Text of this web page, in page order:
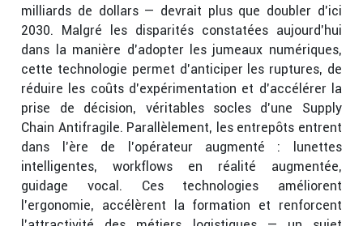
milliards de dollars — devrait plus que doubler d’ici
2030. Malgré les disparités constatées aujourd’hui
dans la manière d’adopter les jumeaux numériques,
cette technologie permet d’anticiper les ruptures, de
réduire les coûts d’expérimentation et d’accélérer la
prise de décision, véritables socles d’une Supply
Chain Antifragile. Parallèlement, les entrepôts entrent
dans l’ère de l’opérateur augmenté : lunettes
intelligentes, workflows en réalité augmentée,
guidage vocal. Ces technologies améliorent
l’ergonomie, accélèrent la formation et renforcent